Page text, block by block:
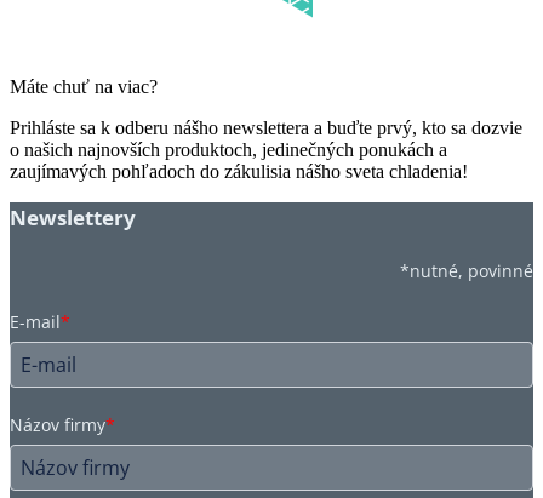
Máte chuť na viac?
Prihláste sa k odberu nášho newslettera a buďte prvý, kto sa dozvie
o našich najnovších produktoch, jedinečných ponukách a
zaujímavých pohľadoch do zákulisia nášho sveta chladenia!
Newslettery
*nutné, povinné
E-mail*
Názov firmy*